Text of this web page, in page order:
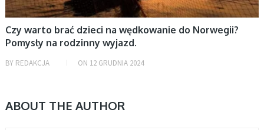
Czy warto brać dzieci na wędkowanie do Norwegii?
Pomysły na rodzinny wyjazd.
BY REDAKCJA ON 12 GRUDNIA 2024
ABOUT THE AUTHOR